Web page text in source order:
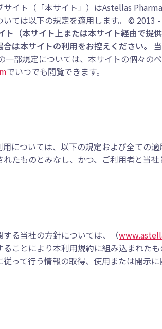
サイト（「本サイト」）はAstellas
いては以下の規定を適用します。 ©
ト（本サイト上または本サイト経由で提
は本サイトの利用をお控えください。
一部規定については、本サイトの個々の
でいつでも閲覧できます。
については、以下の規定および全ての
たものとみなし、かつ、ご利用者と当
る当社の方針については、（
ことにより本利用規約に組み込まれた
って行う情報の取得、使用または開示